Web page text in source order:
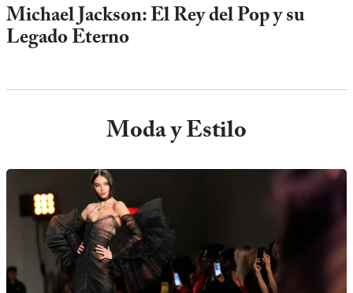
Michael Jackson: El Rey del Pop y su
Legado Eterno
Moda y Estilo